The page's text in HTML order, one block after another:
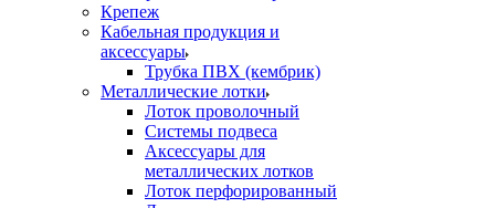
Крепеж
Кабельная продукция и
аксессуары
Трубка ПВХ (кембрик)
Металлические лотки
Лоток проволочный
Системы подвеса
Аксессуары для
металлических лотков
Лоток перфорированный